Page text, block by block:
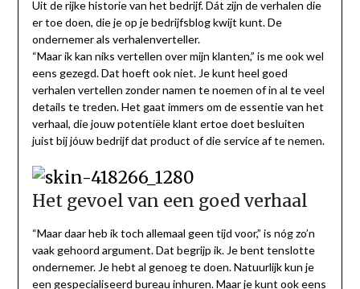
Uit de rijke historie van het bedrijf. Dát zijn de verhalen die
er toe doen, die je op je bedrijfsblog kwijt kunt. De
ondernemer als verhalenverteller.
“Maar ik kan niks vertellen over mijn klanten,” is me ook wel
eens gezegd. Dat hoeft ook niet. Je kunt heel goed
verhalen vertellen zonder namen te noemen of in al te veel
details te treden. Het gaat immers om de essentie van het
verhaal, die jouw potentiële klant ertoe doet besluiten
juist bij jóuw bedrijf dat product of die service af te nemen.
Het gevoel van een goed verhaal
“Maar daar heb ik toch allemaal geen tijd voor,” is nóg zo’n
vaak gehoord argument. Dat begrijp ik. Je bent tenslotte
ondernemer. Je hebt al genoeg te doen. Natuurlijk kun je
een gespecialiseerd bureau inhuren. Maar je kunt ook eens